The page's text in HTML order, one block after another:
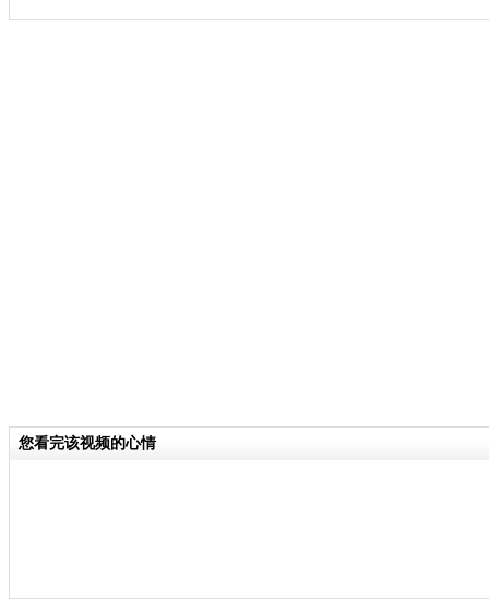
您看完该视频的心情